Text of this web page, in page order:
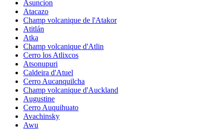
Asuncion
Atacazo
Champ volcanique de l'Atakor
Atitlán
Atka
Champ volcanique d'Atlin
Cerro los Atlixcos
Atsonupuri
Caldeira d'Atuel
Cerro Aucanquilcha
Champ volcanique d'Auckland
Augustine
Cerro Auquihuato
Avachinsky
Awu